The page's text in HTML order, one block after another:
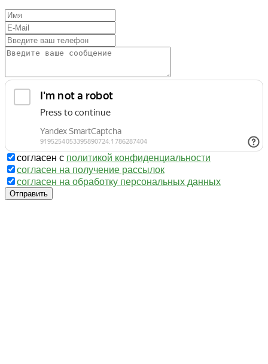
согласен с политикой конфиденциальности
согласен на получение рассылок
согласен на обработку персональных данных
Отправить